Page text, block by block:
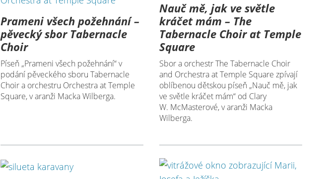
Prameni všech požehnání –
pěvecký sbor Tabernacle
Choir
Píseň „Prameni všech požehnání“ v
podání pěveckého sboru Tabernacle
Choir a orchestru Orchestra at Temple
Square, v aranži Macka Wilberga.
Nauč mě, jak ve světle
kráčet mám – The
Tabernacle Choir at Temple
Square
Sbor a orchestr The Tabernacle Choir
and Orchestra at Temple Square zpívají
oblíbenou dětskou píseň „Nauč mě, jak
ve světle kráčet mám“ od Clary
W. McMasterové, v aranži Macka
Wilberga.